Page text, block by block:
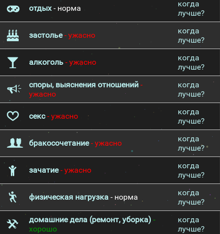
отдых- норма
когда
лучше?
застолье- ужасно
когда
лучше?
алкоголь - ужасно
когда
лучше?
споры, выяснения отношений -
ужасно
когда
лучше?
секс- ужасно
когда
лучше?
бракосочетание- ужасно
когда
лучше?
зачатие- ужасно
когда
лучше?
физическая нагрузка - норма
когда
лучше?
домашние дела (ремонт, уборка) -
хорошо
когда
лучше?